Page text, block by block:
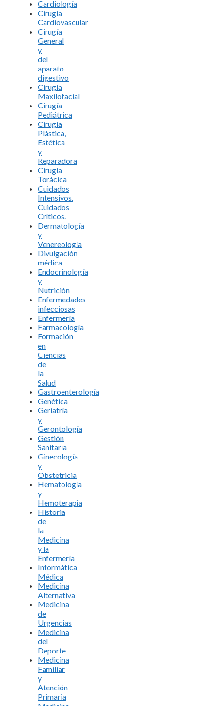
Cardiología
Cirugía
Cardiovascular
Cirugía
General
y
del
aparato
digestivo
Cirugía
Maxilofacial
Cirugía
Pediátrica
Cirugía
Plástica,
Estética
y
Reparadora
Cirugía
Torácica
Cuidados
Intensivos.
Cuidados
Críticos.
Dermatología
y
Venereología
Divulgación
médica
Endocrinología
y
Nutrición
Enfermedades
infecciosas
Enfermería
Farmacología
Formación
en
Ciencias
de
la
Salud
Gastroenterología
Genética
Geriatría
y
Gerontología
Gestión
Sanitaria
Ginecología
y
Obstetricia
Hematología
y
Hemoterapia
Historia
de
la
Medicina
y la
Enfermería
Informática
Médica
Medicina
Alternativa
Medicina
de
Urgencias
Medicina
del
Deporte
Medicina
Familiar
y
Atención
Primaria